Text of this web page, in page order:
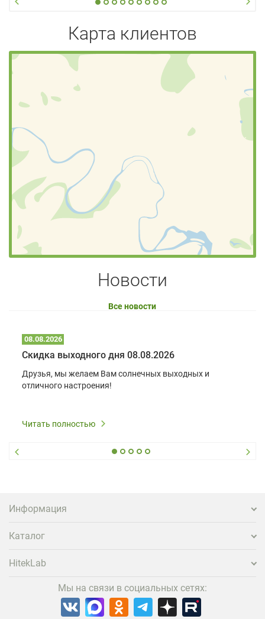
Карта клиентов
Новости
Все новости
08.08.2026
Скидка выходного дня 08.08.2026
Друзья, мы желаем Вам солнечных выходных и
отличного настроения!
Читать полностью
Информация
Каталог
HitekLab
Мы на связи в социальных сетях: